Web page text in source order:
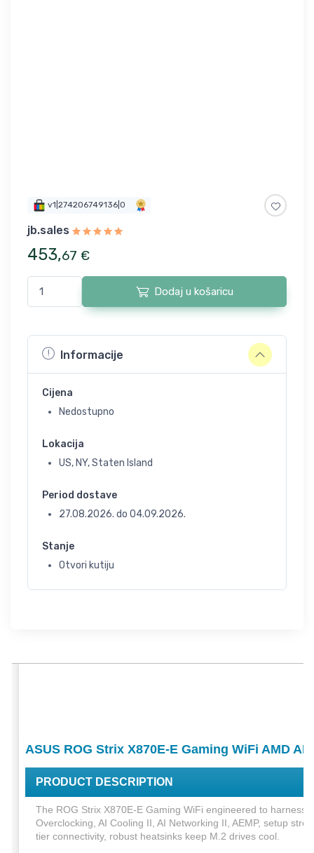
v1|274206749136|0
jb.sales
453,67 €
Dodaj u košaricu
Informacije
Cijena
Nedostupno
Lokacija
US, NY, Staten Island
Period dostave
27.08.2026. do 04.09.2026.
Stanje
Otvori kutiju